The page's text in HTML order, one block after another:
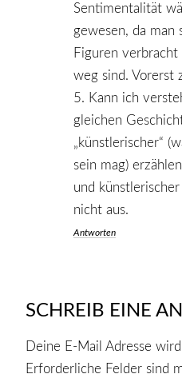
Sentimentalität
gewesen, da
Figuren
weg sind. Vorerst
5. Kann ich
gleichen
„künstlerischer“
sein mag)
und
nicht aus.
Antworten
SCHREIB EINE
Deine E-Mail Adresse
Erforderliche Felder sind